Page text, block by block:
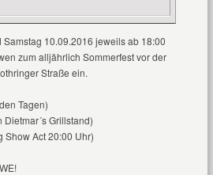
10.09.2016 jeweils ab 18:00
zum alljährlich Sommerfest vor der
Straße ein.
Tagen)
Dietmar´s Grillstand)
Show Act 20:00 Uhr)